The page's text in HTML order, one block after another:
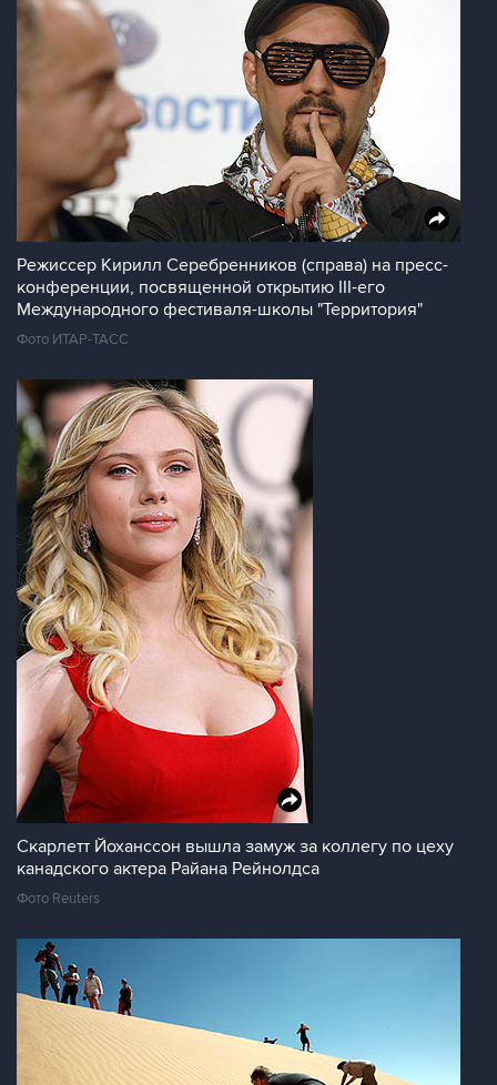
Режиссер Кирилл Серебренников (справа) на пресс-
конференции, посвященной открытию III-его
Международного фестиваля-школы "Территория"
Фото ИТАР-ТАСС
Скарлетт Йоханссон вышла замуж за коллегу по цеху
канадского актера Райана Рейнолдса
Фото Reuters